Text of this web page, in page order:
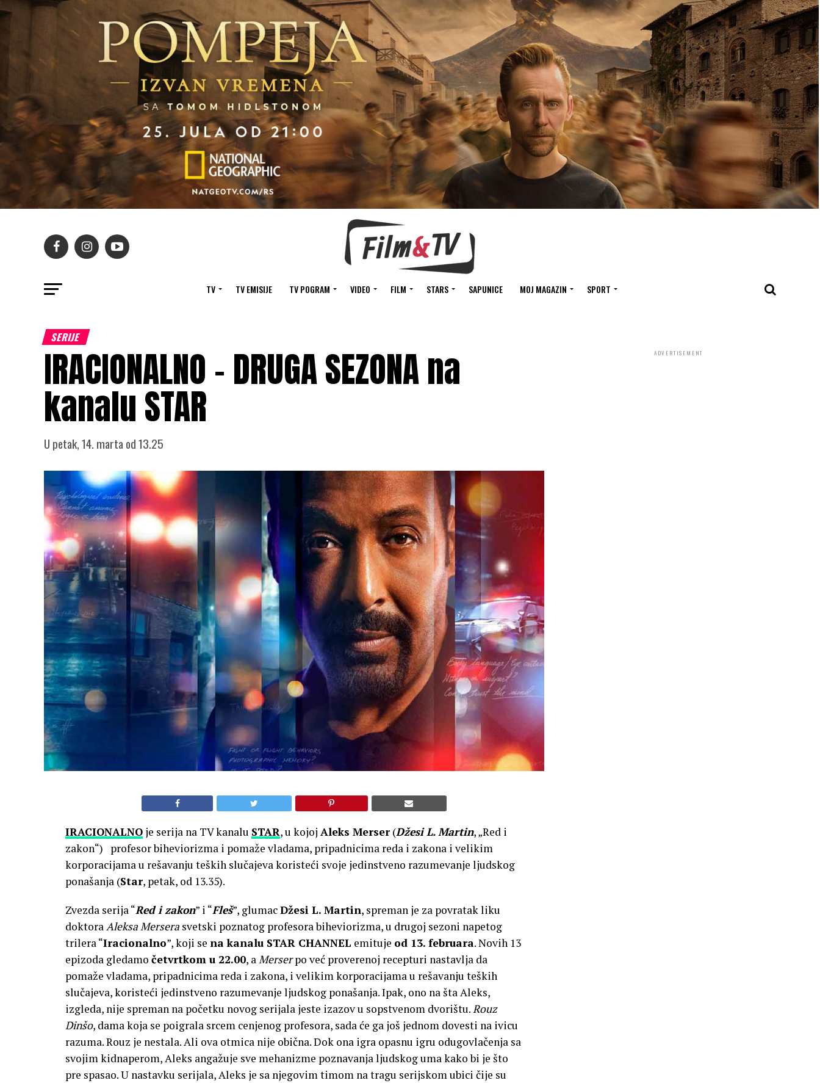
TV TV EMISIJE TV POGRAM VIDEO FILM STARS SAPUNICE MOJ MAGAZIN SPORT
SERIJE
IRACIONALNO – DRUGA SEZONA na
kanalu STAR
U petak, 14. marta od 13.25
IRACIONALNO je serija na TV kanalu STAR, u kojoj Aleks Merser(Džesi L. Martin, „Red i
zakon“) profesor biheviorizma i pomaže vladama, pripadnicima reda i zakona i velikim
korporacijama u rešavanju teških slučajeva koristeći svoje jedinstveno razumevanje ljudskog
ponašanja (Star, petak, od 13.35).
Zvezda serija “Red i zakon” i “Fleš”, glumacDžesi L. Martin, spreman je za povratak liku
doktoraAleksa Mersera svetski poznatog profesora biheviorizma, u drugoj sezoni napetog
trilera “Iracionalno”, koji se na kanalu STAR CHANNEL emituje od 13. februara. Novih 13
epizoda gledamo četvrtkom u 22.00, aMerserpo već proverenoj recepturi nastavlja da
pomaže vladama, pripadnicima reda i zakona, i velikim korporacijama u rešavanju teških
slučajeva, koristeći jedinstveno razumevanje ljudskog ponašanja. Ipak, ono na šta Aleks,
izgleda, nije spreman na početku novog serijala jeste izazov u sopstvenom dvorištu.Rouz
Dinšo, dama koja se poigrala srcem cenjenog profesora, sada će ga još jednom dovesti na ivicu
razuma. Rouz je nestala. Ali ova otmica nije obična. Dok ona igra opasnu igru odugovlačenja sa
svojim kidnaperom, Aleks angažuje sve mehanizme poznavanja ljudskog uma kako bi je što
pre spasao. U nastavku serijala, Aleks je sa njegovim timom na tragu serijskom ubici čije su
ADVERTISEMENT